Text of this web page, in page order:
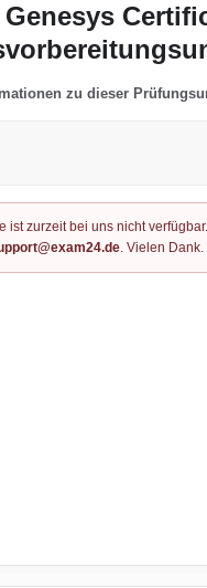
Genesys
zu dieser
ist zurzeit bei uns nicht
. Vielen Dank.